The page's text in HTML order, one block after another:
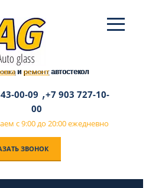
и ремонтавтостекол
00-09 ,+7 903 727-10-
00
с 9:00 до 20:00 ежедневно
ЗВОНОК